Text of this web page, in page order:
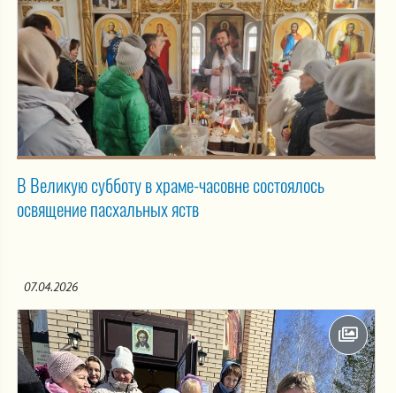
В Великую субботу в храме-часовне состоялось
освящение пасхальных яств
07.04.2026